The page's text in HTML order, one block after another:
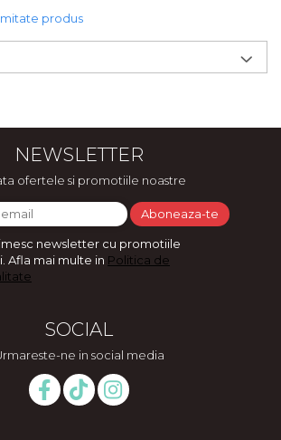
produs
NEWSLETTER
ofertele si promotiile noastre
newsletter cu promotiile
Afla mai multe in Politica de
SOCIAL
ne in social media